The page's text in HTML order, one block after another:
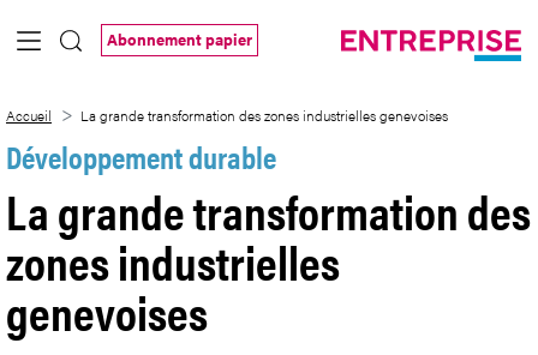
Saut au contenu principal
Abonnement papier
Accueil La grande transformation des zones industrielles genevoises
Développement durable
La grande transformation des
zones industrielles
genevoises